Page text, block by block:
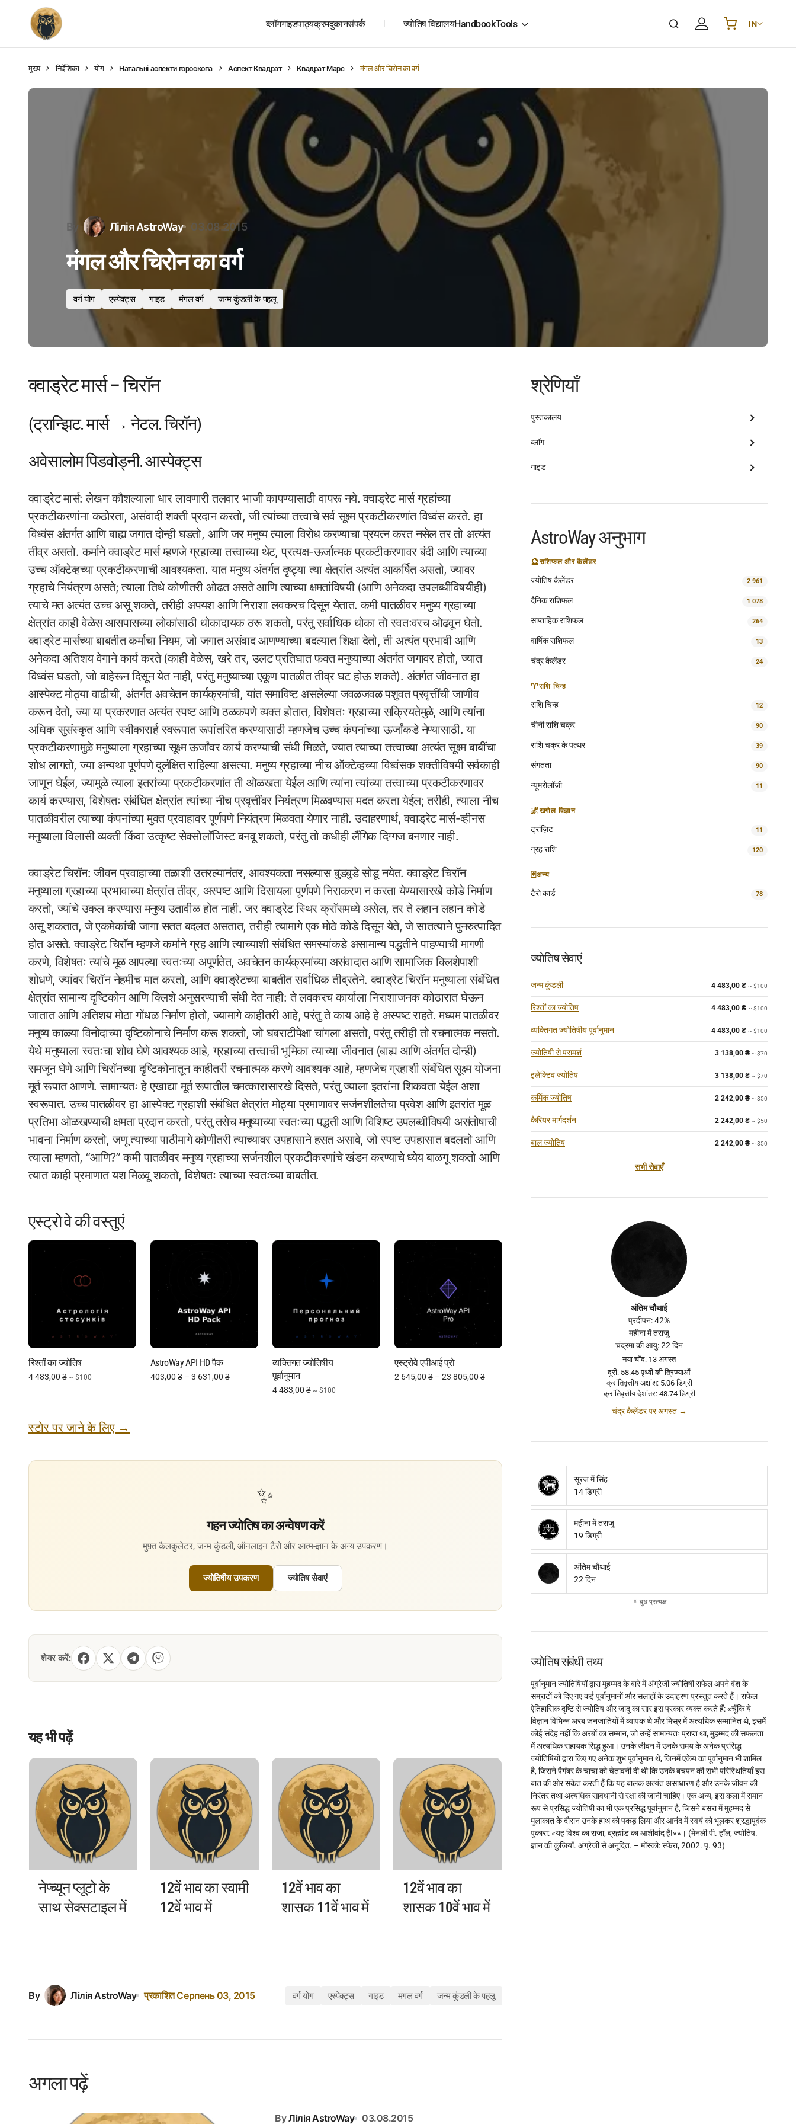
ब्लॉगगाइडपाठ्यक्रमदुकानसंपर्क ज्योतिष विद्यालयHandbookTools IN
UA Українська
मुख्य निर्देशिका योग Натальні аспекти гороскопа Аспект Квадрат Квадрат Марс मंगल और चिरोन का वर्ग
By Лілія AstroWay 03.08.2015
मंगल और चिरोन का वर्ग
वर्ग योग एस्पेक्ट्स गाइड मंगल वर्ग जन्म कुंडली के पहलू
क्वाड्रेट मार्स – चिरॉन
(ट्रान्झिट. मार्स → नेटल. चिरॉन)
अवेसालोम पिडवोड्नी. आस्पेक्ट्स
क्वाड्रेट मार्स: लेखन कौशल्याला धार लावणारी तलवार भाजी कापण्यासाठी वापरू नये. क्वाड्रेट मार्स ग्रहांच्या
प्रकटीकरणांना कठोरता, असंवादी शक्ती प्रदान करतो, जी त्यांच्या तत्त्वाचे सर्व सूक्ष्म प्रकटीकरणांत विध्वंस करते. हा
विध्वंस अंतर्गत आणि बाह्य जगात दोन्ही घडतो, आणि जर मनुष्य त्याला विरोध करण्याचा प्रयत्न करत नसेल तर तो अत्यंत
तीव्र असतो. कर्माने क्वाड्रेट मार्स म्हणजे ग्रहाच्या तत्त्वाच्या थेट, प्रत्यक्ष-ऊर्जात्मक प्रकटीकरणावर बंदी आणि त्याच्या
उच्च ऑक्टेव्हच्या प्रकटीकरणाची आवश्यकता. यात मनुष्य अंतर्गत दृष्ट्या त्या क्षेत्रांत अत्यंत आकर्षित असतो, ज्यावर
ग्रहाचे नियंत्रण असते; त्याला तिथे कोणीतरी ओढत असते आणि त्याच्या क्षमतांविषयी (आणि अनेकदा उपलब्धींविषयीही)
त्याचे मत अत्यंत उच्च असू शकते, तरीही अपयश आणि निराशा लवकरच दिसून येतात. कमी पातळीवर मनुष्य ग्रहाच्या
क्षेत्रांत काही वेळेस आसपासच्या लोकांसाठी धोकादायक ठरू शकतो, परंतु सर्वाधिक धोका तो स्वतःवरच ओढवून घेतो.
क्वाड्रेट मार्सच्या बाबतीत कर्माचा नियम, जो जगात असंवाद आणण्याच्या बदल्यात शिक्षा देतो, ती अत्यंत प्रभावी आणि
अनेकदा अतिशय वेगाने कार्य करते (काही वेळेस, खरे तर, उलट प्रतिघात फक्त मनुष्याच्या अंतर्गत जगावर होतो, ज्यात
विध्वंस घडतो, जो बाहेरून दिसून येत नाही, परंतु मनुष्याच्या एकूण पातळीत तीव्र घट होऊ शकते). अंतर्गत जीवनात हा
आस्पेक्ट मोठ्या वाढीची, अंतर्गत अवचेतन कार्यक्रमांची, यांत समाविष्ट असलेल्या जवळजवळ पशुवत प्रवृत्तींची जाणीव
करून देतो, ज्या या प्रकरणात अत्यंत स्पष्ट आणि ठळकपणे व्यक्त होतात, विशेषतः ग्रहाच्या सक्रियतेमुळे, आणि त्यांना
अधिक सुसंस्कृत आणि स्वीकारार्ह स्वरूपात रूपांतरित करण्यासाठी म्हणजेच उच्च कंपनांच्या ऊर्जांकडे नेण्यासाठी. या
प्रकटीकरणामुळे मनुष्याला ग्रहाच्या सूक्ष्म ऊर्जांवर कार्य करण्याची संधी मिळते, ज्यात त्याच्या तत्त्वाच्या अत्यंत सूक्ष्म बाबींचा
शोध लागतो, ज्या अन्यथा पूर्णपणे दुर्लक्षित राहिल्या असत्या. मनुष्य ग्रहाच्या नीच ऑक्टेव्हच्या विध्वंसक शक्तीविषयी सर्वकाही
जाणून घेईल, ज्यामुळे त्याला इतरांच्या प्रकटीकरणांत ती ओळखता येईल आणि त्यांना त्यांच्या तत्त्वाच्या प्रकटीकरणावर
कार्य करण्यास, विशेषतः संबंधित क्षेत्रांत त्यांच्या नीच प्रवृत्तींवर नियंत्रण मिळवण्यास मदत करता येईल; तरीही, त्याला नीच
पातळीवरील त्याच्या कंपनांच्या मुक्त प्रवाहावर पूर्णपणे नियंत्रण मिळवता येणार नाही. उदाहरणार्थ, क्वाड्रेट मार्स-व्हीनस
मनुष्याला विलासी व्यक्ती किंवा उत्कृष्ट सेक्सोलॉजिस्ट बनवू शकतो, परंतु तो कधीही लैंगिक दिग्गज बनणार नाही.
क्वाड्रेट चिरॉन: जीवन प्रवाहाच्या तळाशी उतरल्यानंतर, आवश्यकता नसल्यास बुडबुडे सोडू नयेत. क्वाड्रेट चिरॉन
मनुष्याला ग्रहाच्या प्रभावाच्या क्षेत्रांत तीव्र, अस्पष्ट आणि दिसायला पूर्णपणे निराकरण न करता येण्यासारखे कोडे निर्माण
करतो, ज्यांचे उकल करण्यास मनुष्य उतावीळ होत नाही. जर क्वाड्रेट स्थिर क्रॉसमध्ये असेल, तर ते लहान लहान कोडे
असू शकतात, जे एकमेकांची जागा सतत बदलत असतात, तरीही त्यामागे एक मोठे कोडे दिसून येते, जे सातत्याने पुनरुत्पादित
होत असते. क्वाड्रेट चिरॉन म्हणजे कर्माने ग्रह आणि त्याच्याशी संबंधित समस्यांकडे असामान्य पद्धतीने पाहण्याची मागणी
करणे, विशेषतः त्यांचे मूळ आपल्या स्वतःच्या अपूर्णतेत, अवचेतन कार्यक्रमांच्या असंवादात आणि सामाजिक क्लिशेपाशी
शोधणे, ज्यांवर चिरॉन नेहमीच मात करतो, आणि क्वाड्रेटच्या बाबतीत सर्वाधिक तीव्रतेने. क्वाड्रेट चिरॉन मनुष्याला संबंधित
क्षेत्रांत सामान्य दृष्टिकोन आणि क्लिशे अनुसरण्याची संधी देत नाही: ते लवकरच कार्याला निराशाजनक कोठारात घेऊन
जातात आणि अतिशय मोठा गोंधळ निर्माण होतो, ज्यामागे काहीतरी आहे, परंतु ते काय आहे हे अस्पष्ट राहते. मध्यम पातळीवर
मनुष्य काळ्या विनोदाच्या दृष्टिकोनाचे निर्माण करू शकतो, जो घबराटीपेक्षा चांगला असतो, परंतु तरीही तो रचनात्मक नसतो.
येथे मनुष्याला स्वतःचा शोध घेणे आवश्यक आहे, ग्रहाच्या तत्त्वाची भूमिका त्याच्या जीवनात (बाह्य आणि अंतर्गत दोन्ही)
समजून घेणे आणि चिरॉनच्या दृष्टिकोनातून काहीतरी रचनात्मक करणे आवश्यक आहे, म्हणजेच ग्रहाशी संबंधित सूक्ष्म योजना
मूर्त रूपात आणणे. सामान्यतः हे एखाद्या मूर्त रूपातील चमत्कारासारखे दिसते, परंतु ज्याला इतरांना शिकवता येईल अशा
स्वरूपात. उच्च पातळीवर हा आस्पेक्ट ग्रहाशी संबंधित क्षेत्रांत मोठ्या प्रमाणावर सर्जनशीलतेचा प्रवेश आणि इतरांत मूळ
प्रतिभा ओळखण्याची क्षमता प्रदान करतो, परंतु तसेच मनुष्याच्या स्वतःच्या पद्धती आणि विशिष्ट उपलब्धींविषयी असंतोषाची
भावना निर्माण करतो, जणू त्याच्या पाठीमागे कोणीतरी त्याच्यावर उपहासाने हसत असावे, जो स्पष्ट उपहासात बदलतो आणि
त्याला म्हणतो, “आणि?” कमी पातळीवर मनुष्य ग्रहाच्या सर्जनशील प्रकटीकरणांचे खंडन करण्याचे ध्येय बाळगू शकतो आणि
त्यात काही प्रमाणात यश मिळवू शकतो, विशेषतः त्याच्या स्वतःच्या बाबतीत.
एस्ट्रो वे की वस्तुएं
रिश्तों का ज्योतिष
4 483,00 ₴ ~ $100
AstroWay API HD पैक
403,00 ₴ – 3 631,00 ₴
व्यक्तिगत ज्योतिषीय
पूर्वानुमान
4 483,00 ₴ ~ $100
एस्ट्रोवे एपीआई प्रो
2 645,00 ₴ – 23 805,00 ₴
स्टोर पर जाने के लिए →
✨
गहन ज्योतिष का अन्वेषण करें
मुफ़्त कैलकुलेटर, जन्म कुंडली, ऑनलाइन टैरो और आत्म-ज्ञान के अन्य उपकरण।
ज्योतिषीय उपकरण ज्योतिष सेवाएं
शेयर करें:
यह भी पढ़ें
नेप्च्यून प्लूटो के
साथ सेक्सटाइल में
12वें भाव का स्वामी
12वें भाव में
12वें भाव का
शासक 11वें भाव में
12वें भाव का
शासक 10वें भाव में
By Лілія AstroWay प्रकाशितСерпень 03, 2015 वर्ग योग एस्पेक्ट्स गाइड मंगल वर्ग जन्म कुंडली के पहलू
अगला पढ़ें
By Лілія AstroWay 03.08.2015
श्रेणियाँ
पुस्तकालय
ब्लॉग
गाइड
AstroWay अनुभाग
🔮राशिफल और कैलेंडर
ज्योतिष कैलेंडर 2 961
दैनिक राशिफल 1 078
साप्ताहिक राशिफल 264
वार्षिक राशिफल 13
चंद्र कैलेंडर 24
♈राशि चिन्ह
राशि चिन्ह 12
चीनी राशि चक्र 90
राशि चक्र के पत्थर 39
संगतता 90
न्यूमरोलॉजी 11
🌌खगोल विज्ञान
ट्रांज़िट 11
ग्रह राशि 120
🃏अन्य
टैरो कार्ड 78
ज्योतिष सेवाएं
जन्म कुंडली 4 483,00 ₴ ~ $100
रिश्तों का ज्योतिष 4 483,00 ₴ ~ $100
व्यक्तिगत ज्योतिषीय पूर्वानुमान 4 483,00 ₴ ~ $100
ज्योतिषी से परामर्श 3 138,00 ₴ ~ $70
इलेक्टिव ज्योतिष 3 138,00 ₴ ~ $70
कर्मिक ज्योतिष 2 242,00 ₴ ~ $50
कैरियर मार्गदर्शन 2 242,00 ₴ ~ $50
बाल ज्योतिष 2 242,00 ₴ ~ $50
सभी सेवाएँ
अंतिम चौथाई
प्रदीपन: 42%
महीना में तराजू
चंद्रमा की आयु: 22 दिन
नया चाँद: 13 अगस्त
दूरी: 58.45 पृथ्वी की त्रिज्याओं
क्रांतिवृत्तीय अक्षांश: 5.06 डिग्री
क्रांतिवृत्तीय देशांतर: 48.74 डिग्री
चंद्र कैलेंडर पर अगस्त →
सूरज में सिंह
14 डिग्री
महीना में तराजू
19 डिग्री
अंतिम चौथाई
22 दिन
☿ बुध प्रत्यक्ष
ज्योतिष संबंधी तथ्य
पूर्वानुमान ज्योतिषियों द्वारा मुहम्मद के बारे में अंग्रेजी ज्योतिषी राफेल अपने वंश के
सम्राटों को दिए गए कई पूर्वानुमानों और सलाहों के उदाहरण प्रस्तुत करते हैं। राफेल
ऐतिहासिक दृष्टि से ज्योतिष और जादू का सार इस प्रकार व्यक्त करते हैं: «चूँकि ये
विज्ञान विभिन्न अरब जनजातियों में व्यापक थे और मिस्र में अत्यधिक सम्मानित थे, इसमें
कोई संदेह नहीं कि अरबों का सम्मान, जो उन्हें सामान्यतः प्राप्त था, मुहम्मद की सफलता
में अत्यधिक सहायक सिद्ध हुआ। उनके जीवन में उनके समय के अनेक प्रसिद्ध
ज्योतिषियों द्वारा किए गए अनेक शुभ पूर्वानुमान थे, जिनमें एकेय का पूर्वानुमान भी शामिल
है, जिसने पैगंबर के चाचा को चेतावनी दी थी कि उनके बचपन की सभी परिस्थितियाँ इस
बात की ओर संकेत करती हैं कि यह बालक अत्यंत असाधारण है और उनके जीवन की
निरंतर तथा अत्यधिक सावधानी से रक्षा की जानी चाहिए। एक अन्य, इस कला में समान
रूप से प्रसिद्ध ज्योतिषी का भी एक प्रसिद्ध पूर्वानुमान है, जिसने बसरा में मुहम्मद से
मुलाकात के दौरान उनके हाथ को पकड़ लिया और आनंद में स्वयं को भूलकर श्रद्धापूर्वक
पुकारा: «यह विश्व का राजा, ब्रह्मांड का आशीर्वाद है!»»। (मेनली पी. हॉल, ज्योतिष.
ज्ञान की कुंजियाँ. अंग्रेजी से अनूदित. – मॉस्को: स्फेरा, 2002. पृ. 93)